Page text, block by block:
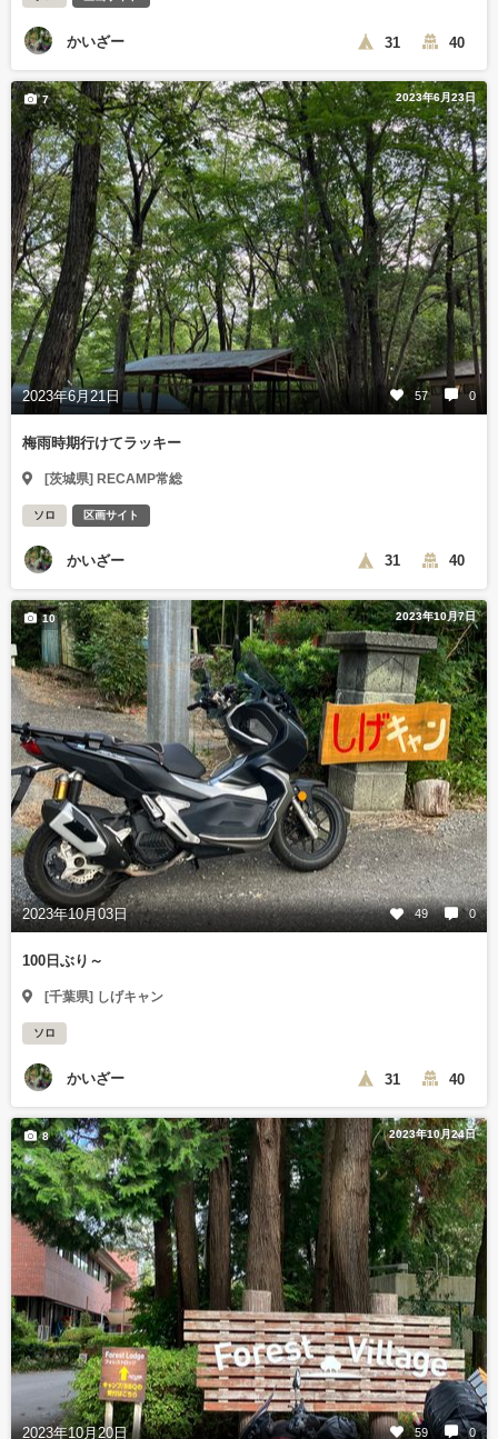
かいざー 31 40
2023年6月23日
2023年6月21日 57 0
7
梅雨時期行けてラッキー
[茨城県] RECAMP常総
ソロ 区画サイト
かいざー 31 40
2023年10月7日
2023年10月03日 49 0
10
100日ぶり～
[千葉県] しげキャン
ソロ
かいざー 31 40
2023年10月24日
2023年10月20日 59 0
8